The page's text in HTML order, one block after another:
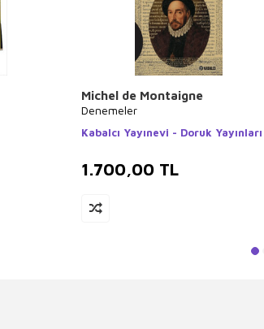
Michel de Montaigne
Denemeler
Kabalcı Yayınevi - Doruk Yayınları
1.700,00 TL